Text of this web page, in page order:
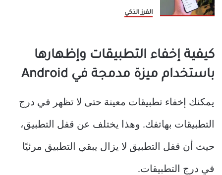
الفرز الذكي
كيفية إخفاء التطبيقات وإظهارها
باستخدام ميزة مدمجة في Android
يمكنك إخفاء تطبيقات معينة حتى لا تظهر في درج
التطبيقات بهاتفك. وهذا يختلف عن قفل التطبيق،
حيث أن قفل التطبيق لا يزال يبقي التطبيق مرئيًا
في درج التطبيقات.